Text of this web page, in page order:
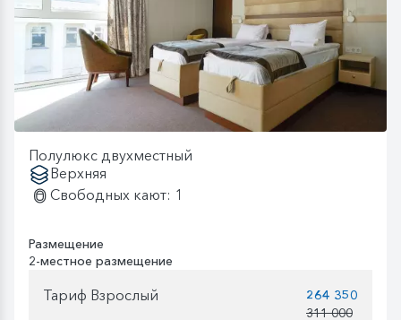
Полулюкс двухместный
Верхняя
Свободных кают: 1
Размещение
2-местное размещение
Тариф Взрослый
264 350
311 000